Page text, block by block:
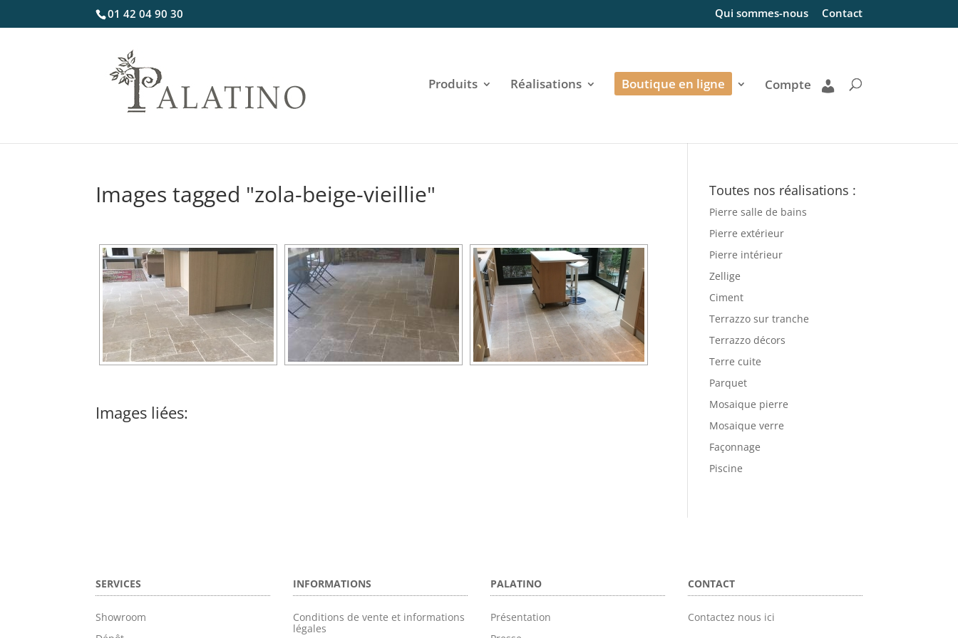
01 42 04 90 30 Qui sommes-nous Contact
Produits Réalisations Boutique en ligne Compte
Images tagged "zola-beige-vieillie"
Images liées:
Toutes nos réalisations :
Pierre salle de bains
Pierre extérieur
Pierre intérieur
Zellige
Ciment
Terrazzo sur tranche
Terrazzo décors
Terre cuite
Parquet
Mosaique pierre
Mosaique verre
Façonnage
Piscine
SERVICES
Showroom
INFORMATIONS
Conditions de vente et informations
légales
PALATINO
Présentation
CONTACT
Contactez nous ici